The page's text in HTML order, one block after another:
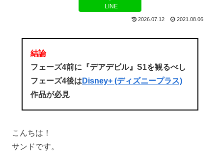
LINE
2026.07.12 2021.08.06
結論
フェーズ4前に『デアデビル』S1を観るべし
フェーズ4後は Disney+ (ディズニープラス)
作品が必見
こんちは！
サンドです。